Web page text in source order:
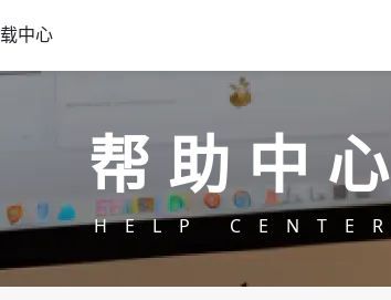
中心
帮助中心
HELP CENTER